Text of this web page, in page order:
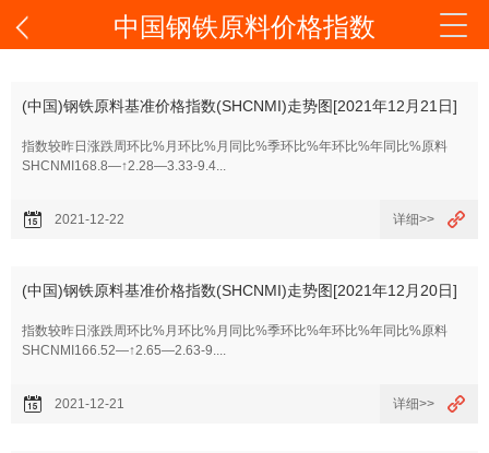
中国钢铁原料价格指数
(中国)钢铁原料基准价格指数(SHCNMI)走势图[2021年12月21日]
指数较昨日涨跌周环比%月环比%月同比%季环比%年环比%年同比%原料
SHCNMI168.8—↑2.28—3.33-9.4...
2021-12-22 详细>>
(中国)钢铁原料基准价格指数(SHCNMI)走势图[2021年12月20日]
指数较昨日涨跌周环比%月环比%月同比%季环比%年环比%年同比%原料
SHCNMI166.52—↑2.65—2.63-9....
2021-12-21 详细>>